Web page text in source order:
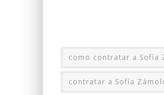
como contratar a Sofía
contratar a Sofía